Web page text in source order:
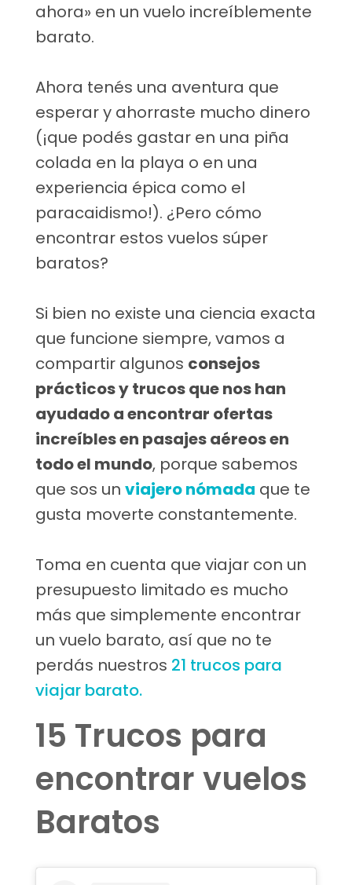
ahora» en un vuelo increíblemente
barato.
Ahora tenés una aventura que
esperar y ahorraste mucho dinero
(¡que podés gastar en una piña
colada en la playa o en una
experiencia épica como el
paracaidismo!). ¿Pero cómo
encontrar estos vuelos súper
baratos?
Si bien no existe una ciencia exacta
que funcione siempre, vamos a
compartir algunos consejos
prácticos y trucos que nos han
ayudado a encontrar ofertas
increíbles en pasajes aéreos en
todo el mundo, porque sabemos
que sos un viajero nómada que te
gusta moverte constantemente.
Toma en cuenta que viajar con un
presupuesto limitado es mucho
más que simplemente encontrar
un vuelo barato, así que no te
perdás nuestros 21 trucos para
viajar barato.
15 Trucos para
encontrar vuelos
Baratos